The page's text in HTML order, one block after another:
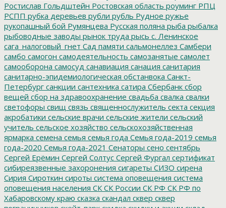
Ростислав Гольдштейн Ростовская область роуминг РПЦ
РСПП рубка деревьев рубли рубль Рудное ружье
рукопашный бой Румянцева Русская поляна рыба рыбалка
рыбоводные заводы рынок труда рысь с. Ленинское
сага_налоговый_гнет Сад памяти сальмонеллез Самбери
самбо самогон самодеятельность самозанятые самолет
самооборона самосуд санавиация санация санитария
санитарно-эпидемиологическая обстанвока Санкт-
Петербург санкции сантехника сатира Сбербанк сбор
вещей сбор на здравоохранение свадьба свалка свалки
светофоры свищ связь священнослужитель секта секция
акробатики сельские врачи сельские жители сельский
учитель сельское хозяйство сельскохозяйственная
ярмарка семена семья семья года Семья года-2019 семья
года-2020 Семья года-2021 Сенаторы сено сентябрь
Сергей Ерёмин Сергей Солтус Сергей Фургал сертификат
сибиреязвенные захоронения сигареты СИЗО сирена
Сирия Сироткин сироты система оповещения система
оповещения населения СК СК России СК РФ СК РФ по
Хабаровскому краю сказка скандал сквер сквер